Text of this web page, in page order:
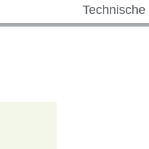
Technische